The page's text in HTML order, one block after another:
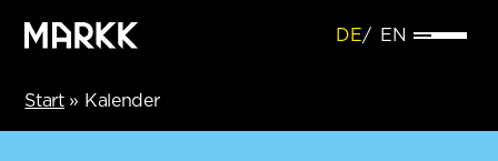
DE EN
Start» Kalender